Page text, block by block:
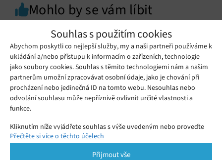
Souhlas s použitím cookies
Abychom poskytli co nejlepší služby, my a naši partneři používáme k
ukládání a/nebo přístupu k informacím o zařízeních, technologie
jako soubory cookies. Souhlas s těmito technologiemi nám a našim
partnerům umožní zpracovávat osobní údaje, jako je chování při
procházení nebo jedinečná ID na tomto webu. Nesouhlas nebo
odvolání souhlasu může nepříznivě ovlivnit určité vlastnosti a
funkce.
Kliknutím níže vyjádřete souhlas s výše uvedeným nebo proveďte
podrobnější rozhodnutí. Vaše volby budou použity pouze na tomto
pomocí přepínačů v Zásadách cookies nebo kliknutím na tlačítko
Přečtěte si více o těchto účelech
Přijmout vše
Mohlo by se vám líbit
Nintendo Switch 2: Vyplatí se upgrade?